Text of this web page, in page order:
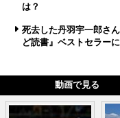
は？
死去した丹羽宇一郎さ
ど読書』ベストセラーに
動画で見る